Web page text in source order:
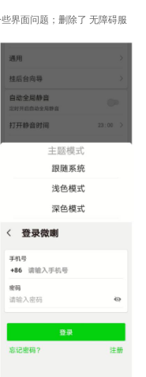
界面问题；删除了 无障碍服